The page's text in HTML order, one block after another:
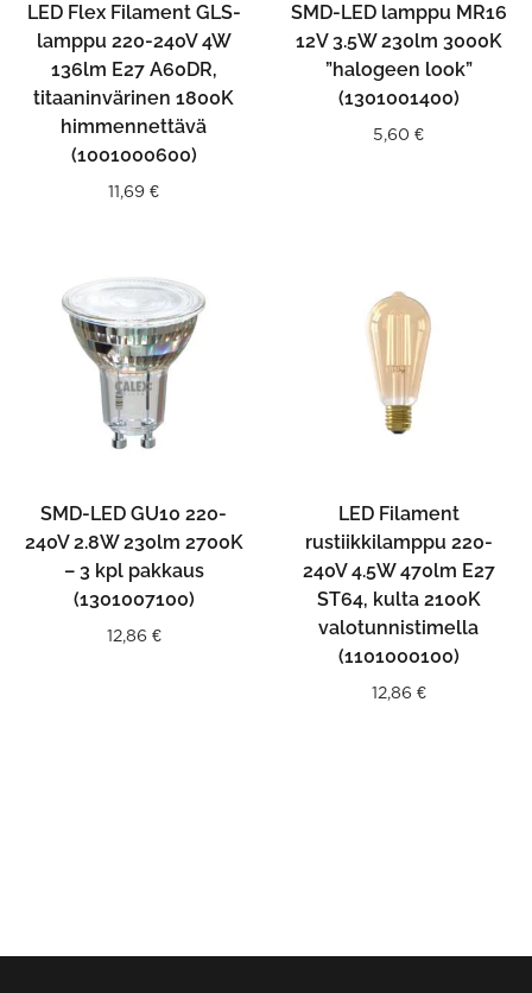
LED Flex Filament GLS-
lamppu 220-240V 4W
136lm E27 A60DR,
titaaninvärinen 1800K
himmennettävä
(1001000600)
11,69 €
SMD-LED lamppu MR16
12V 3.5W 230lm 3000K
”halogeen look”
(1301001400)
5,60 €
SMD-LED GU10 220-
240V 2.8W 230lm 2700K
– 3 kpl pakkaus
(1301007100)
12,86 €
LED Filament
rustiikkilamppu 220-
240V 4.5W 470lm E27
ST64, kulta 2100K
valotunnistimella
(1101000100)
12,86 €